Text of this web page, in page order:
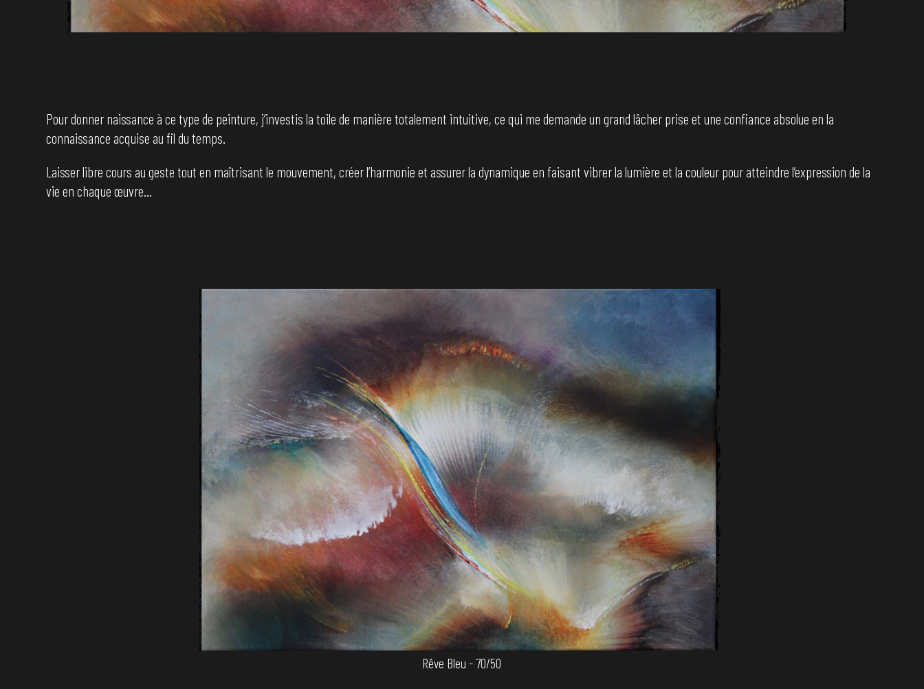
Pour donner naissance à ce type de peinture, j’investis la toile de manière totalement intuitive, ce qui me demande un grand lâcher prise et une confiance absolue en la
connaissance acquise au fil du temps.
Laisser libre cours au geste tout en maîtrisant le mouvement, créer l’harmonie et assurer la dynamique en faisant vibrer la lumière et la couleur pour atteindre l’expression de la
vie en chaque œuvre…
Rêve Bleu - 70/50